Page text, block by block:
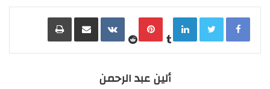
LinkedIn
Pinterest مشاركة عبر البريد طباعة
ألين عبد الرحمن